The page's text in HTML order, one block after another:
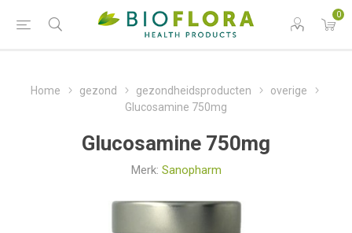
0
Home gezond gezondheidsproducten
overige
Glucosamine 750mg
Glucosamine 750mg
Merk: Sanopharm